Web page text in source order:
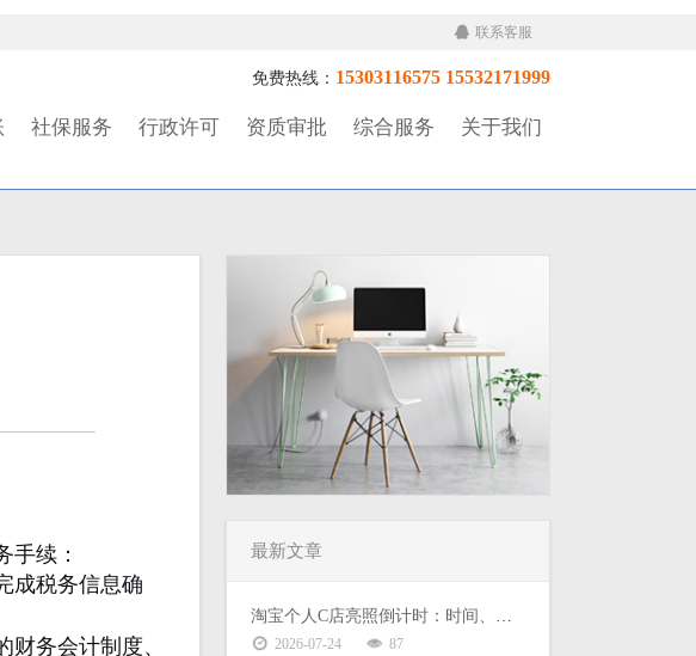
联系客服
社保服务 行政许可 资质审批 综合服务 关于我们
免费热线： 15303116575 15532171999
手续：
成税务信息确
财务会计制度、
最新文章
淘宝个人C店亮照倒计时：时间、后果、缺票难题一次说清
2026-07-24 87